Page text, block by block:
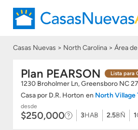
Casas Nuevas North Carolina Área
Plan PEARSON Lista para
1230 Broholmer Ln, Greensboro NC
Casa por D.R. Horton en North Village
desde
$250,000 3HAB 2.5BÑ 1